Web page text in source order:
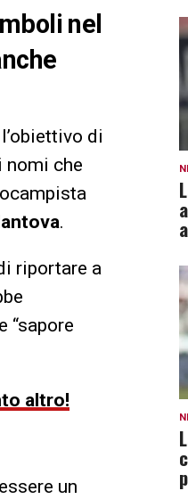
nel
di
nomi che
.
riportare a
“sapore
altro!
un